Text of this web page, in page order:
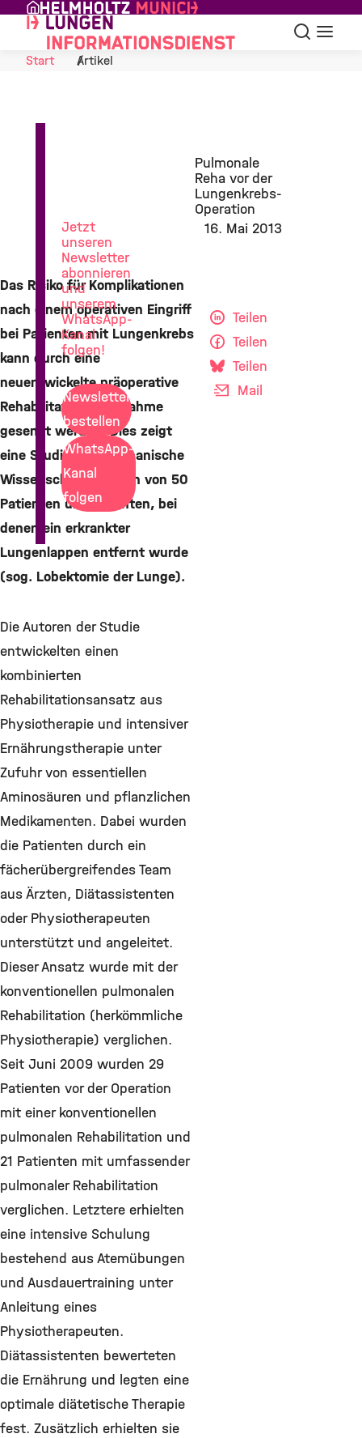
Skip to Content
Suche
Start
Artikel
Pulmonale
Reha vor der
Lungenkrebs-
Operation
16. Mai 2013
Das Risiko für Komplikationen
nach einem operativen Eingriff
bei Patienten mit Lungenkrebs
kann durch eine
neuentwickelte präoperative
Rehabilitationsmaßnahme
gesenkt werden. Dies zeigt
eine Studie, in der japanische
Wissenschaftler Daten von 50
Patienten untersuchten, bei
denen ein erkrankter
Lungenlappen entfernt wurde
(sog. Lobektomie der Lunge).
Die Autoren der Studie
entwickelten einen
kombinierten
Rehabilitationsansatz aus
Physiotherapie und intensiver
Ernährungstherapie unter
Zufuhr von essentiellen
Aminosäuren und pflanzlichen
Medikamenten. Dabei wurden
die Patienten durch ein
fächerübergreifendes Team
aus Ärzten, Diätassistenten
oder Physiotherapeuten
unterstützt und angeleitet.
Dieser Ansatz wurde mit der
konventionellen pulmonalen
Rehabilitation (herkömmliche
Physiotherapie) verglichen.
Seit Juni 2009 wurden 29
Patienten vor der Operation
mit einer konventionellen
pulmonalen Rehabilitation und
21 Patienten mit umfassender
pulmonaler Rehabilitation
verglichen. Letztere erhielten
eine intensive Schulung
bestehend aus Atemübungen
und Ausdauertraining unter
Anleitung eines
Physiotherapeuten.
Diätassistenten bewerteten
die Ernährung und legten eine
optimale diätetische Therapie
fest. Zusätzlich erhielten sie
Teilen
Teilen
Teilen
Mail
Jetzt
unseren
Newsletter
abonnieren
und
unserem
WhatsApp-
Kanal
folgen!
Newsletter
bestellen
WhatsApp-
Kanal
folgen